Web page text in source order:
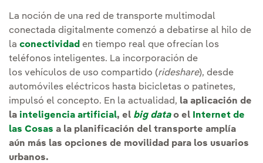
La noción de una red de transporte multimodal
conectada digitalmente comenzó a debatirse al hilo de
la conectividad en tiempo real que ofrecían los
teléfonos inteligentes. La incorporación de
los vehículos de uso compartido (rideshare), desde
automóviles eléctricos hasta bicicletas o patinetes,
impulsó el concepto. En la actualidad, la aplicación de
la inteligencia artificial, el big datao el
Internet de
las Cosas a la planificación del transporte amplía
aún más las opciones de movilidad para los usuarios
urbanos.